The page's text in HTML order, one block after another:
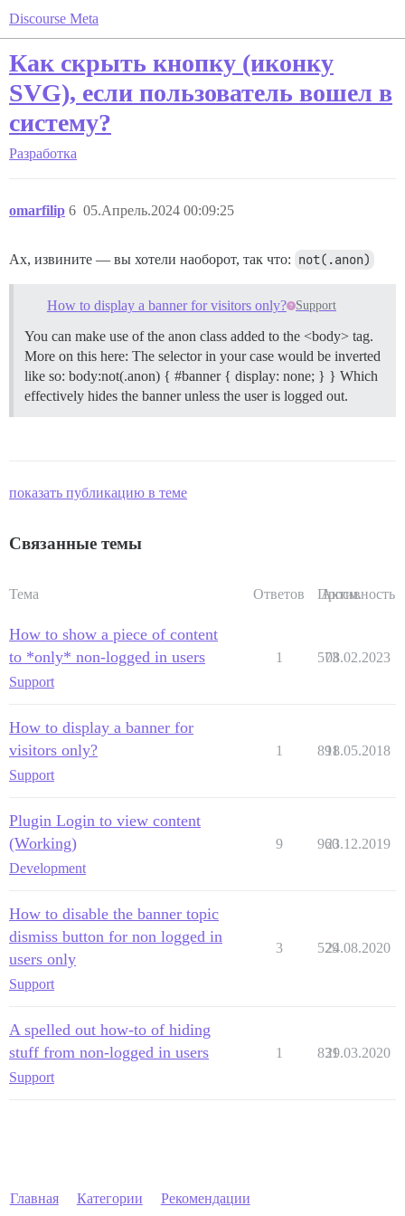
Discourse Meta
Как скрыть кнопку (иконку
SVG), если пользователь вошел в
систему?
Разработка
omarfilip 05.Апрель.2024 00:09:25
6
Ах, извините — вы хотели наоборот, так что: not(.anon)
How to display a banner for visitors only? Support
You can make use of the anon class added to the <body> tag.
More on this here: The selector in your case would be inverted
like so: body:not(.anon) { #banner { display: none; } } Which
effectively hides the banner unless the user is logged out.
показать публикацию в теме
Связанные темы
Тема Ответов Просм.
Активность
How to show a piece of content
to *only* non-logged in users
Support
1 573
08.02.2023
How to display a banner for
visitors only?
Support
1 891
18.05.2018
Plugin Login to view content
(Working)
Development
9 960
23.12.2019
How to disable the banner topic
dismiss button for non logged in
users only
Support
3 529
24.08.2020
A spelled out how-to of hiding
stuff from non-logged in users
Support
1 831
29.03.2020
Главная Категории Рекомендации